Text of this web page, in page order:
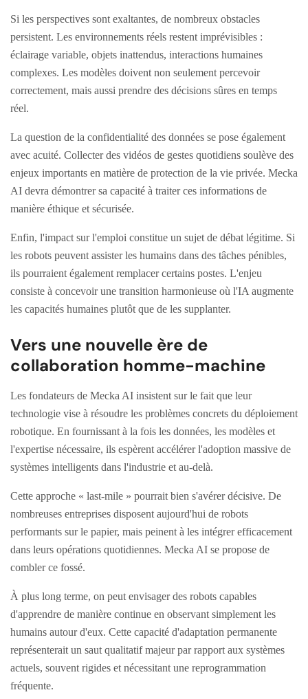
Si les perspectives sont exaltantes, de nombreux obstacles
persistent. Les environnements réels restent imprévisibles :
éclairage variable, objets inattendus, interactions humaines
complexes. Les modèles doivent non seulement percevoir
correctement, mais aussi prendre des décisions sûres en temps
réel.
La question de la confidentialité des données se pose également
avec acuité. Collecter des vidéos de gestes quotidiens soulève des
enjeux importants en matière de protection de la vie privée. Mecka
AI devra démontrer sa capacité à traiter ces informations de
manière éthique et sécurisée.
Enfin, l'impact sur l'emploi constitue un sujet de débat légitime. Si
les robots peuvent assister les humains dans des tâches pénibles,
ils pourraient également remplacer certains postes. L'enjeu
consiste à concevoir une transition harmonieuse où l'IA augmente
les capacités humaines plutôt que de les supplanter.
Vers une nouvelle ère de
collaboration homme-machine
Les fondateurs de Mecka AI insistent sur le fait que leur
technologie vise à résoudre les problèmes concrets du déploiement
robotique. En fournissant à la fois les données, les modèles et
l'expertise nécessaire, ils espèrent accélérer l'adoption massive de
systèmes intelligents dans l'industrie et au-delà.
Cette approche « last-mile » pourrait bien s'avérer décisive. De
nombreuses entreprises disposent aujourd'hui de robots
performants sur le papier, mais peinent à les intégrer efficacement
dans leurs opérations quotidiennes. Mecka AI se propose de
combler ce fossé.
À plus long terme, on peut envisager des robots capables
d'apprendre de manière continue en observant simplement les
humains autour d'eux. Cette capacité d'adaptation permanente
représenterait un saut qualitatif majeur par rapport aux systèmes
actuels, souvent rigides et nécessitant une reprogrammation
fréquente.